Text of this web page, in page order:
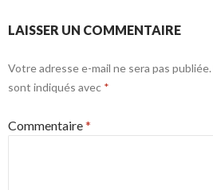
LAISSER UN COMMENTAIRE
Votre adresse e-mail ne sera pas publiée.
sont indiqués avec *
Commentaire*